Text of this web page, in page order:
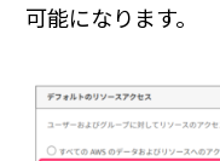
可能になります。